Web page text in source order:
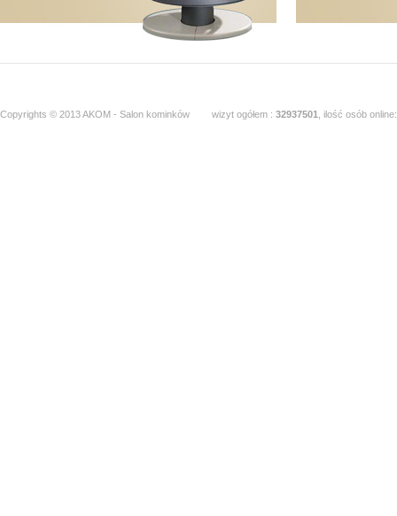
Copyrights © 2013 AKOM - Salon kominków wizyt ogółem : 32937501 , ilość osób